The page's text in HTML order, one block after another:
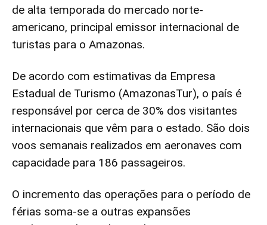
de alta temporada do mercado norte-
americano, principal emissor internacional de
turistas para o Amazonas.
De acordo com estimativas da Empresa
Estadual de Turismo (AmazonasTur), o país é
responsável por cerca de 30% dos visitantes
internacionais que vêm para o estado. São dois
voos semanais realizados em aeronaves com
capacidade para 186 passageiros.
O incremento das operações para o período de
férias soma-se a outras expansões